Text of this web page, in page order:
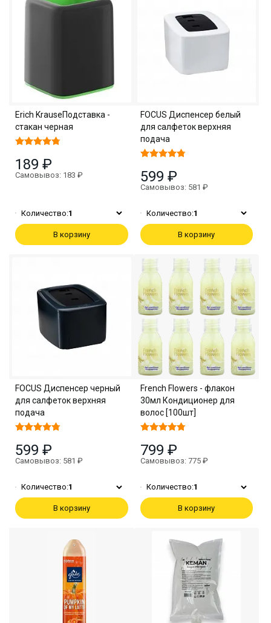
Erich KrauseПодставка -
стакан черная
189 ₽
Самовывоз: 183 ₽
Количество:1
В корзину
FOCUS Диспенсер белый
для салфеток верхняя
подача
599 ₽
Самовывоз: 581 ₽
Количество:1
В корзину
FOCUS Диспенсер черный
для салфеток верхняя
подача
599 ₽
Самовывоз: 581 ₽
Количество:1
В корзину
French Flowers - флакон
30мл Кондиционер для
волос [100шт]
799 ₽
Самовывоз: 775 ₽
Количество:1
В корзину